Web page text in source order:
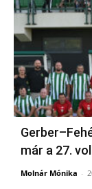
már a 27.
Molnár Mónika -